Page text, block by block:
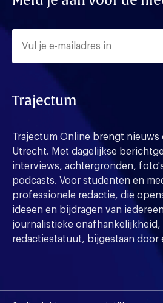
Trajectum
Trajectum Online brengt nieuws
Utrecht. Met dagelijkse
interviews, achtergronden,
podcasts. Voor studenten en
professionele redactie, die
ideeen en bijdragen van
journalistieke
redactiestatuut, bijgestaan door